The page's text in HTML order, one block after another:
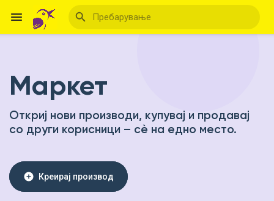
Откриј Настани
Мои настани
Маркет
Откриј нови производи, купувај и продавај
со други корисници – сè на едно место.
Креирај производ